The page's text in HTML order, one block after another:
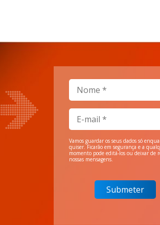
Vamos guardar os seus dados só
quiser. Ficarão em segurança e a
momento pode editá-los ou deixar de
nossas mensagens.